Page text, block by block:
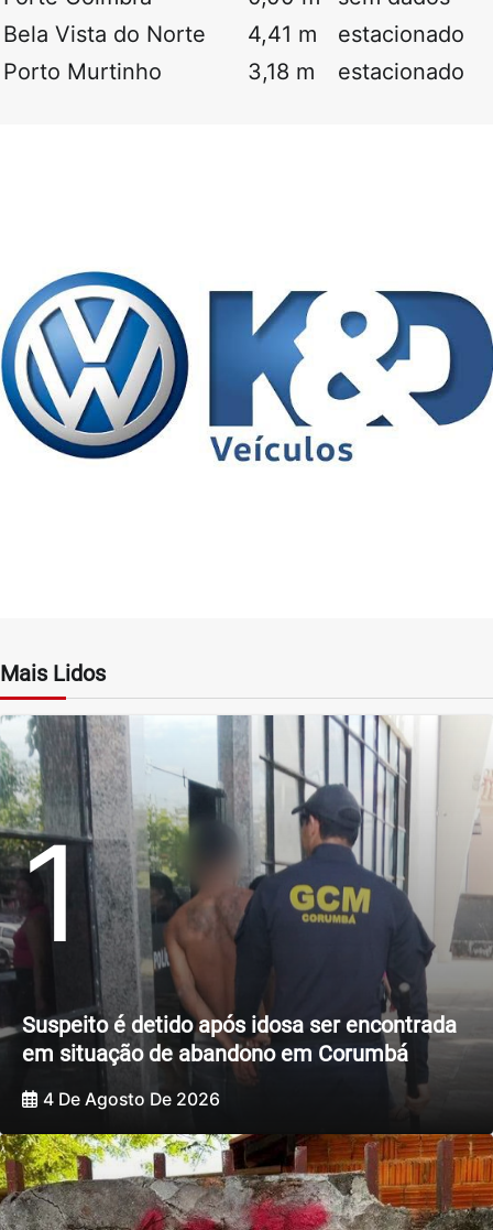
Bela Vista do Norte
4,41 m
estacionado
Porto Murtinho
3,18 m estacionado
Mais Lidos
1
Suspeito é detido após idosa ser encontrada
em situação de abandono em Corumbá
4 De Agosto De 2026